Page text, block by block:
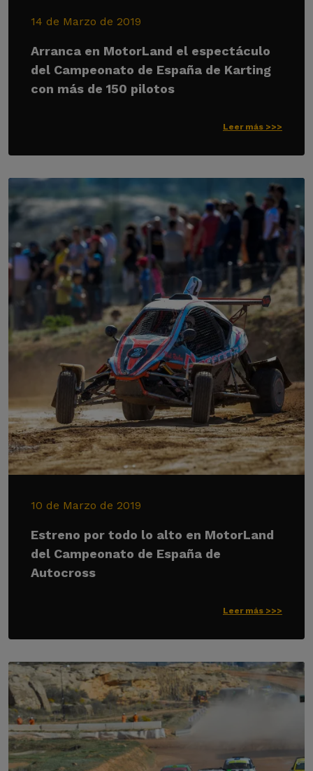
14 de Marzo de 2019
Arranca en MotorLand el espectáculo
del Campeonato de España de Karting
con más de 150 pilotos
Leer más >>>
10 de Marzo de 2019
Estreno por todo lo alto en MotorLand
del Campeonato de España de
Autocross
Leer más >>>